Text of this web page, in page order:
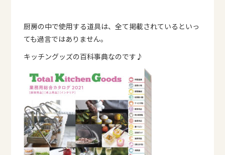
厨房の中で使用する道具は、全て掲載されているといっ
ても過言ではありません。
キッチングッズの百科事典なのです♪